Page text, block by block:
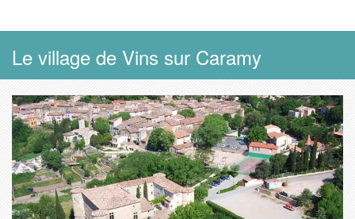
Le village de Vins sur Caramy